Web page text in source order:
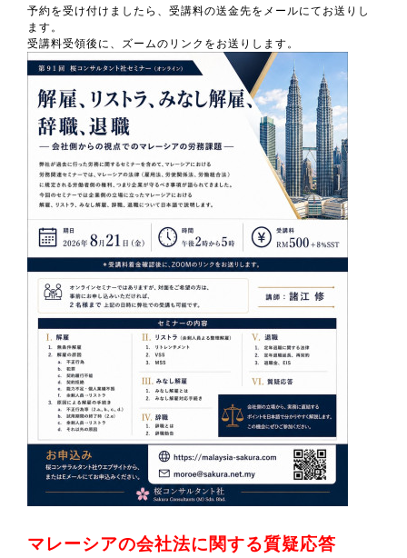
予約を受け付けましたら、受講料の送金先をメールにてお送りし
ます。
受講料受領後に、ズームのリンクをお送りします。
マレーシアの会社法に関する質疑応答